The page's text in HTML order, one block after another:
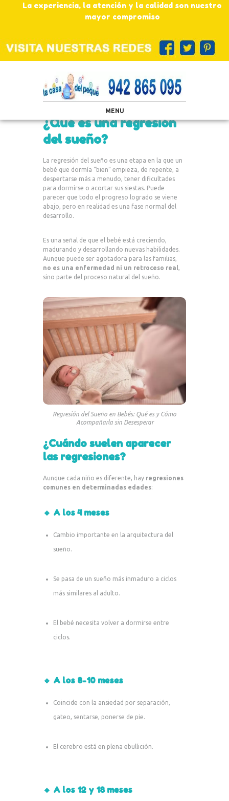
La experiencia, la atención y la calidad son nuestro
mayor compromiso
MENU
¿Qué es una regresión
del sueño?
La regresión del sueño es una etapa en la que un
bebé que dormía “bien” empieza, de repente, a
despertarse más a menudo, tener dificultades
para dormirse o acortar sus siestas. Puede
parecer que todo el progreso logrado se viene
abajo, pero en realidad es una fase normal del
desarrollo.
Es una señal de que el bebé está creciendo,
madurando y desarrollando nuevas habilidades.
Aunque puede ser agotadora para las familias,
no es una enfermedad ni un retroceso real,
sino parte del proceso natural del sueño.
Regresión del Sueño en Bebés: Qué es y Cómo
Acompañarla sin Desesperar
¿Cuándo suelen aparecer
las regresiones?
Aunque cada niño es diferente, hay regresiones
comunes en determinadas edades:
🔸 A los 4 meses
Cambio importante en la arquitectura del
sueño.
Se pasa de un sueño más inmaduro a ciclos
más similares al adulto.
El bebé necesita volver a dormirse entre
ciclos.
🔸 A los 8-10 meses
Coincide con la ansiedad por separación,
gateo, sentarse, ponerse de pie.
El cerebro está en plena ebullición.
🔸 A los 12 y 18 meses